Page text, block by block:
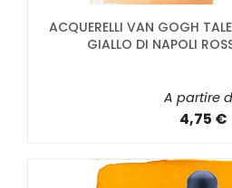
ACQUERELLI VAN GOGH
GIALLO DI NAPOLI
A partire
4,75 €